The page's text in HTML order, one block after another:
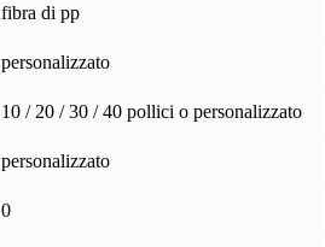
fibra di pp
personalizzato
10 / 20 / 30 / 40 pollici o personalizzato
personalizzato
0